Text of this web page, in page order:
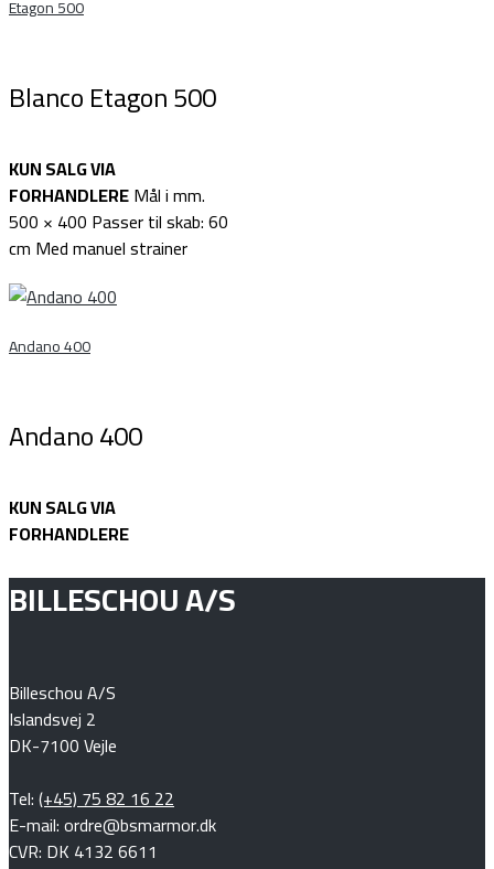
Etagon 500
Blanco Etagon 500
KUN SALG VIA
FORHANDLEREMål i mm.
500 × 400 Passer til skab: 60
cm Med manuel strainer
Andano 400
Andano 400
KUN SALG VIA
FORHANDLERE
BILLESCHOU A/S
Billeschou A/S
Islandsvej 2
DK-7100 Vejle
Tel:(+45) 75 82 16 22
E-mail: ordre@bsmarmor.dk
CVR: DK 4132 6611